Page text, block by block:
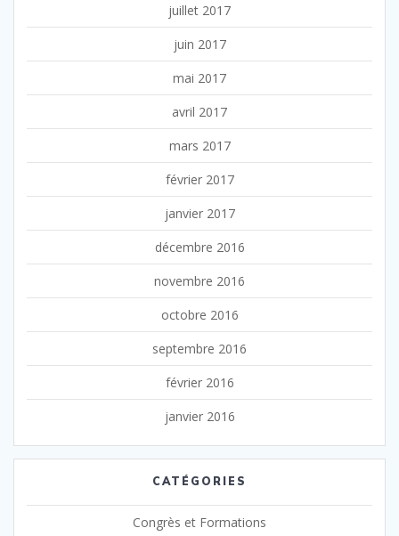
juillet 2017
juin 2017
mai 2017
avril 2017
mars 2017
février 2017
janvier 2017
décembre 2016
novembre 2016
octobre 2016
septembre 2016
février 2016
janvier 2016
CATÉGORIES
Congrès et Formations